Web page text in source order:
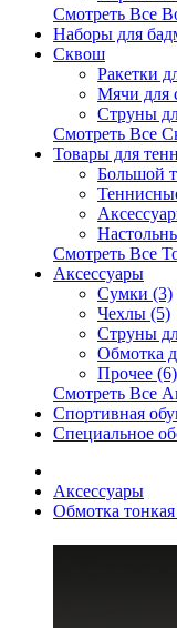
Смотреть Все
Наборы для
Сквош
Ракетки
Мячи для
Cтруны
Смотреть Все
Товары для
Большой
Смотреть Все
Аксессуары
Сумки (3)
Чехлы (5)
Струны
Обмотка
Прочее (6)
Смотреть Все
Спортивная
Специальное
Аксессуары
Обмотка